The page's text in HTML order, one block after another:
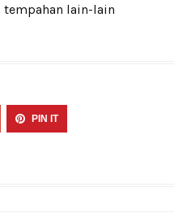
tempahan lain-lain
PIN IT